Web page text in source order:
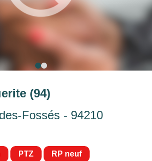
(94)
Fossés - 94210
PTZ RP neuf